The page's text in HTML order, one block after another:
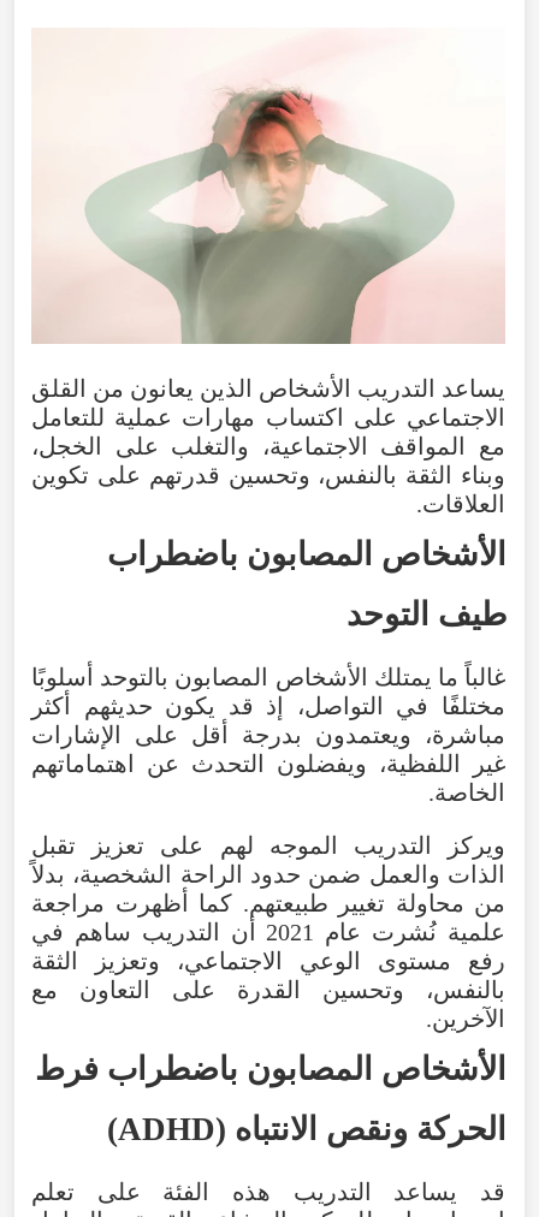
يساعد التدريب الأشخاص الذين يعانون من القلق
الاجتماعي على اكتساب مهارات عملية للتعامل
مع
المواقف الاجتماعية، والتغلب على الخجل،
وبناء
الثقة بالنفس، وتحسين قدرتهم على تكوين
العلاقات.
الأشخاص المصابون باضطراب
طيف التوحد
غالباً ما يمتلك الأشخاص المصابون بالتوحد أسلوبًا
مختلفًا
في التواصل، إذ قد يكون حديثهم
أكثر
مباشرة، ويعتمدون بدرجة أقل على
الإشارات
غير
اللفظية، ويفضلون التحدث عن
اهتماماتهم
الخاصة.
ويركز
التدريب الموجه لهم على تعزيز
تقبل
الذات والعمل ضمن حدود الراحة الشخصية، بدلاً
من محاولة تغيير طبيعتهم. كما أظهرت مراجعة
علمية نُشرت عام أن التدريب ساهم في
رفع
مستوى الوعي الاجتماعي، وتعزيز
الثقة
بالنفس، وتحسين القدرة على التعاون
مع
الآخرين.
الأشخاص المصابون باضطراب فرط
الحركة ونقص الانتباه (
ADHD
)
قد يساعد التدريب هذه الفئة على
تعلم